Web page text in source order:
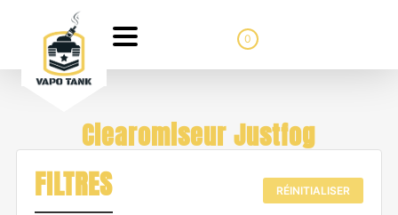
0
Clearomiseur Justfog
FILTRES RÉINITIALISER